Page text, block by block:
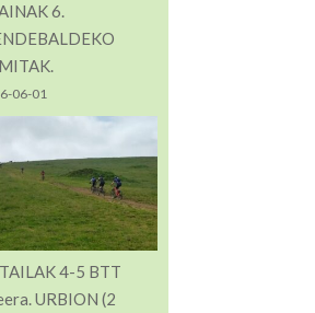
6.
06-01
4-5 BTT
URBION (2